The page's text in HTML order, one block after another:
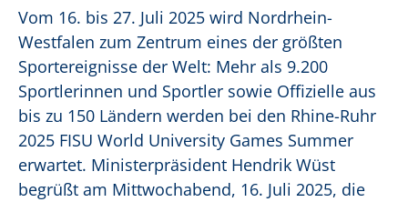
Vom 16. bis 27. Juli 2025 wird Nordrhein-
Westfalen zum Zentrum eines der größten
Sportereignisse der Welt: Mehr als 9.200
Sportlerinnen und Sportler sowie Offizielle aus
bis zu 150 Ländern werden bei den Rhine-Ruhr
2025 FISU World University Games Summer
erwartet. Ministerpräsident Hendrik Wüst
begrüßt am Mittwochabend, 16. Juli 2025, die